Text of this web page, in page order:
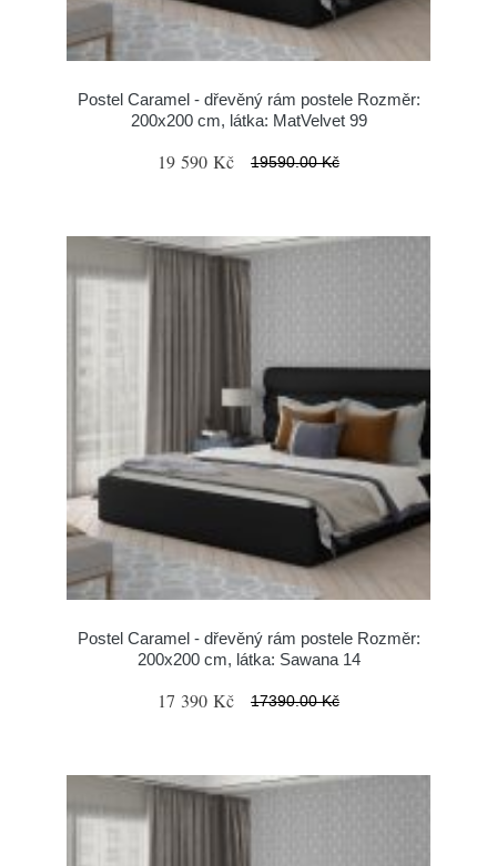
Postel Caramel - dřevěný rám postele Rozměr:
200x200 cm, látka: MatVelvet 99
19 590 Kč 19590.00 Kč
Postel Caramel - dřevěný rám postele Rozměr:
200x200 cm, látka: Sawana 14
17 390 Kč 17390.00 Kč